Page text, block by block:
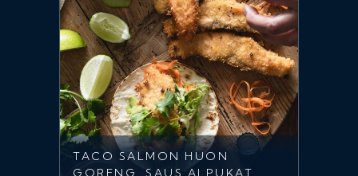
TACO SALMON HUON
GORENG, SAUS ALPUKAT